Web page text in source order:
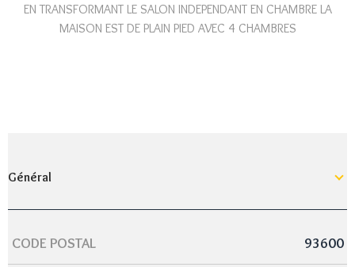
EN TRANSFORMANT LE SALON INDEPENDANT EN CHAMBRE LA
MAISON EST DE PLAIN PIED AVEC 4 CHAMBRES
Général
Caractérisque Valeurs
CODE POSTAL 93600